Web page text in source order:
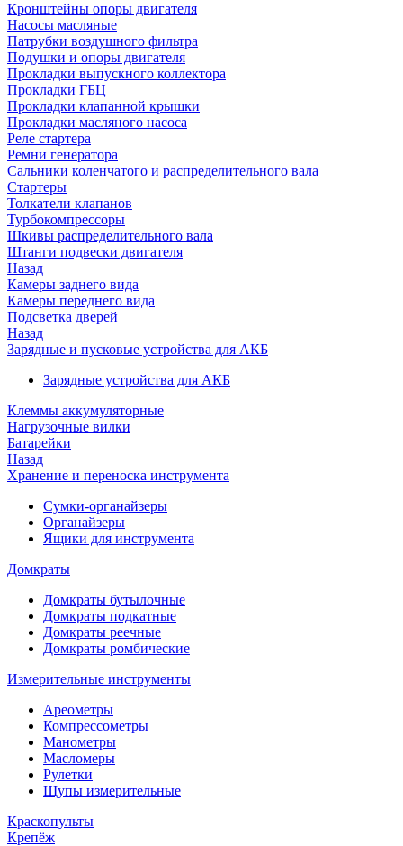
Кронштейны опоры двигателя
Насосы масляные
Патрубки воздушного фильтра
Подушки и опоры двигателя
Прокладки выпускного коллектора
Прокладки ГБЦ
Прокладки клапанной крышки
Прокладки масляного насоса
Реле стартера
Ремни генератора
Сальники коленчатого и распределительного вала
Стартеры
Толкатели клапанов
Турбокомпрессоры
Шкивы распределительного вала
Штанги подвески двигателя
Назад
Камеры заднего вида
Камеры переднего вида
Подсветка дверей
Назад
Зарядные и пусковые устройства для АКБ
Зарядные устройства для АКБ
Клеммы аккумуляторные
Нагрузочные вилки
Батарейки
Назад
Хранение и переноска инструмента
Сумки-органайзеры
Органайзеры
Ящики для инструмента
Домкраты
Домкраты бутылочные
Домкраты подкатные
Домкраты реечные
Домкраты ромбические
Измерительные инструменты
Ареометры
Компрессометры
Манометры
Масломеры
Рулетки
Щупы измерительные
Краскопульты
Крепёж